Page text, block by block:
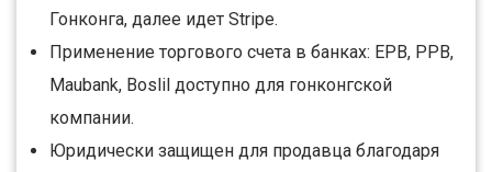
Гонконга, далее идет Stripe.
Применение торгового счета в банках: EPB, PPB,
Maubank, Boslil доступно для гонконгской
компании.
Юридически защищен для продавца благодаря